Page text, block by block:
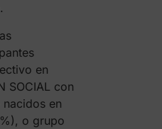
en
SOCIAL con
en
o grupo